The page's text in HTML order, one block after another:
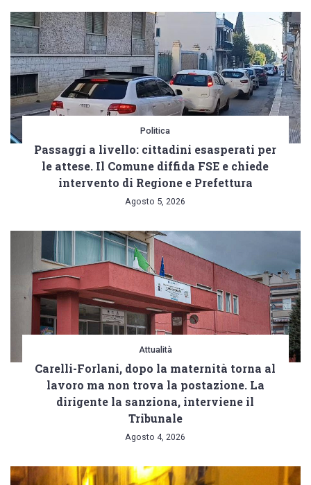
stella
di
qualità
Politica
Passaggi a livello: cittadini esasperati per
le attese. Il Comune diffida FSE e chiede
intervento di Regione e Prefettura
Agosto 5, 2026
Attualità
Carelli-Forlani, dopo la maternità torna al
lavoro ma non trova la postazione. La
dirigente la sanziona, interviene il
Tribunale
Agosto 4, 2026